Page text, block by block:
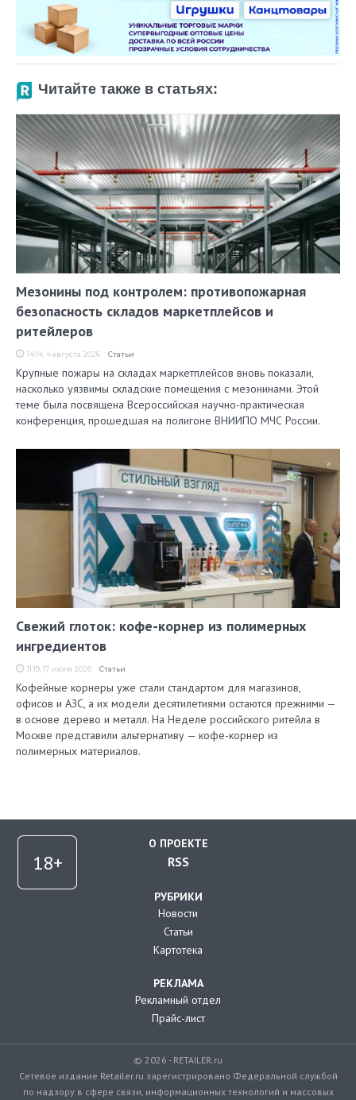
Читайте также в статьях:
Мезонины под контролем: противопожарная
безопасность складов маркетплейсов и
ритейлеров
14:14, 4 августа 2026 Статьи
Крупные пожары на складах маркетплейсов вновь показали,
насколько уязвимы складские помещения с мезонинами. Этой
теме была посвящена Всероссийская научно-практическая
конференция, прошедшая на полигоне ВНИИПО МЧС России.
Свежий глоток: кофе-корнер из полимерных
ингредиентов
11:19, 17 июля 2026 Статьи
Кофейные корнеры уже стали стандартом для магазинов,
офисов и АЗС, а их модели десятилетиями остаются прежними —
в основе дерево и металл. На Неделе российского ритейла в
Москве представили альтернативу — кофе-корнер из
полимерных материалов.
О ПРОЕКТЕ
RSS
РУБРИКИ
Новости
Статьи
Картотека
РЕКЛАМА
Рекламный отдел
Прайс-лист
© 2026 - RETAILER.ru
Сетевое издание Retailer.ru зарегистрировано Федеральной службой
по надзору в сфере связи, информационных технологий и массовых